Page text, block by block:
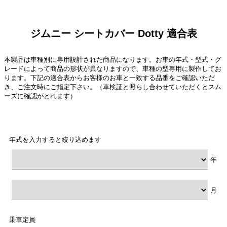
ジムニー シートカバー Dotty 適合表
本製品は車種別に専用設計された商品になります。お車の年式・型式・グ
レードによって商品の形状が異なりますので、車種の型専用に製作してお
ります。下記の適合表からお客様のお車と一致する品番をご確認いただ
き、ご注文時にご指定下さい。（車検証と照らし合わせていただくとスム
ーズに確認がとれます）
年式を入力すると絞り込めます
年
月
乗車定員